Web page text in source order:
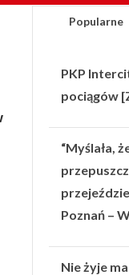
Popularne
PKP
pociągów
“Myślała,
Poznań –
Nie żyje